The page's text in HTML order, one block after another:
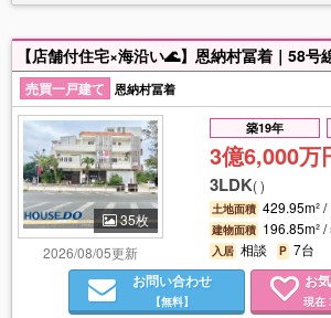
売買一戸建て
恩納村冨着
35枚
2026/08/05更新
築19年
3億6,000万
3LDK()
土地面積 429.95m²
建物面積 196.85m²
入居 相談P 7台
お問い合わせ
【無料】
お
現在